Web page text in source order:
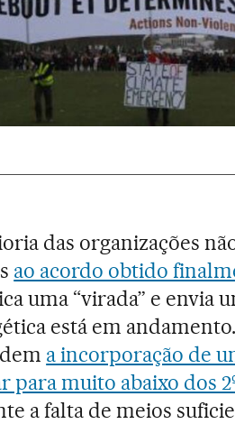
das organizações
ao acordo obtido
uma “virada” e envia
está em
a incorporação de
para muito abaixo dos
a falta de meios